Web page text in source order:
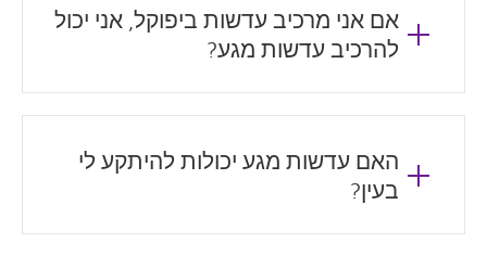
אם אני מרכיב עדשות ביפוקל, אני יכול
להרכיב עדשות מגע?
האם עדשות מגע יכולות להיתקע לי
בעין?